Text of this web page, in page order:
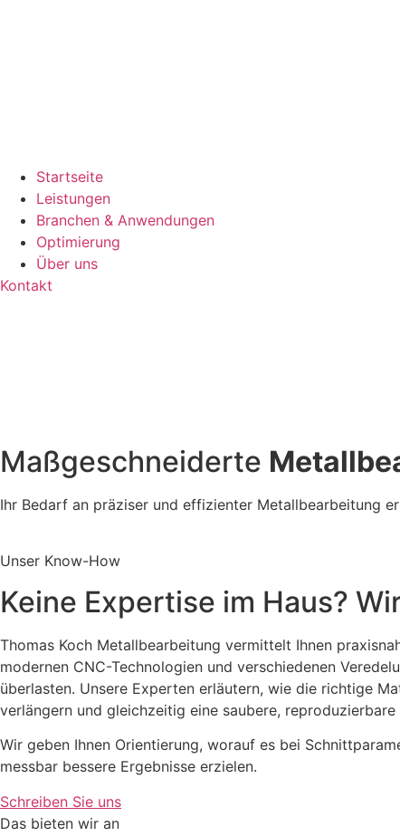
Startseite
Leistungen
Branchen & Anwendungen
Optimierung
Über uns
Kontakt
Maßgeschneiderte
Ihr Bedarf an präziser und effizienter Metallbearbeitung
Unser Know-How
Keine Expertise im Haus?
Thomas Koch Metallbearbeitung vermittelt Ihnen
modernen CNC-Technologien und verschiedenen
überlasten. Unsere Experten erläutern, wie die richtige
verlängern und gleichzeitig eine saubere,
Wir geben Ihnen Orientierung, worauf es bei
messbar bessere Ergebnisse erzielen.
Schreiben Sie uns
Das bieten wir an